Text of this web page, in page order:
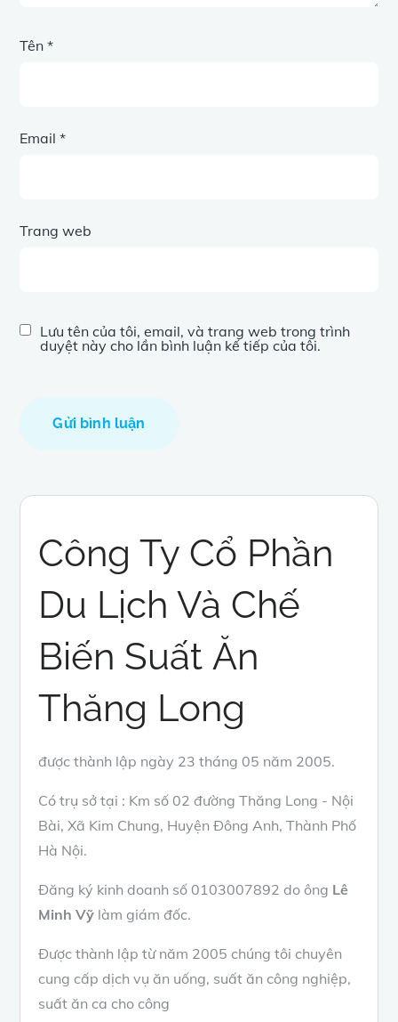
Tên*
Email*
Trang web
Lưu tên của tôi, email, và trang web trong trình
duyệt này cho lần bình luận kế tiếp của tôi.
Công Ty Cổ Phần
Du Lịch Và Chế
Biến Suất Ăn
Thăng Long
được thành lập ngày 23 tháng 05 năm 2005.
Có trụ sở tại : Km số 02 đường Thăng Long - Nội
Bài, Xã Kim Chung, Huyện Đông Anh, Thành Phố
Hà Nội.
Đăng ký kinh doanh số 0103007892 do ông Lê
Minh Vỹ làm giám đốc.
Được thành lập từ năm 2005 chúng tôi chuyên
cung cấp dịch vụ ăn uống, suất ăn công nghiệp,
suất ăn ca cho công